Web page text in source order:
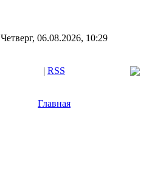
Четверг, 06.08.2026, 10:29
| RSS
Главная